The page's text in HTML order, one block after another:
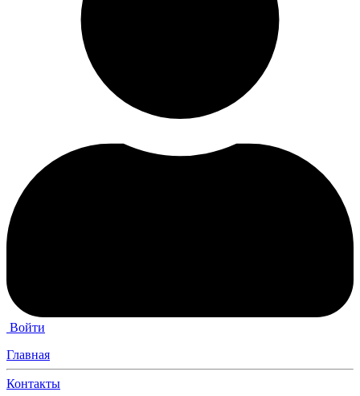
Войти
Главная
Контакты